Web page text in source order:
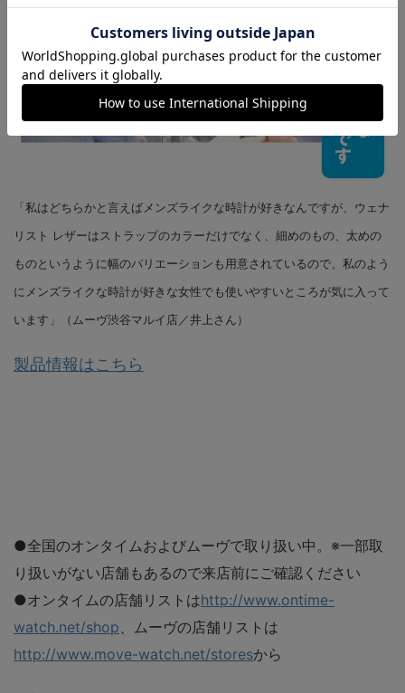
「私はどちらかと言えばメンズライクな時計が好きなんですが、ウェナ
リスト レザーはストラップのカラーだけでなく、細めのもの、太めの
ものというように幅のバリエーションも用意されているので、私のよう
にメンズライクな時計が好きな女性でも使いやすいところが気に入って
います」（ムーヴ渋谷マルイ店／井上さん）
製品情報はこちら
●全国のオンタイムおよびムーヴで取り扱い中。※一部取
り扱いがない店舗もあるので来店前にご確認ください
●オンタイムの店舗リストはhttp://www.ontime-
watch.net/shop、ムーヴの店舗リストは
http://www.move-watch.net/storesから